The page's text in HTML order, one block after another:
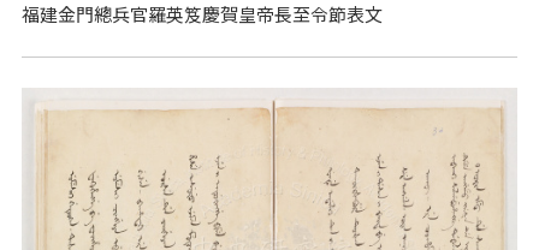
福建金門總兵官羅英笈慶賀皇帝長至令節表文